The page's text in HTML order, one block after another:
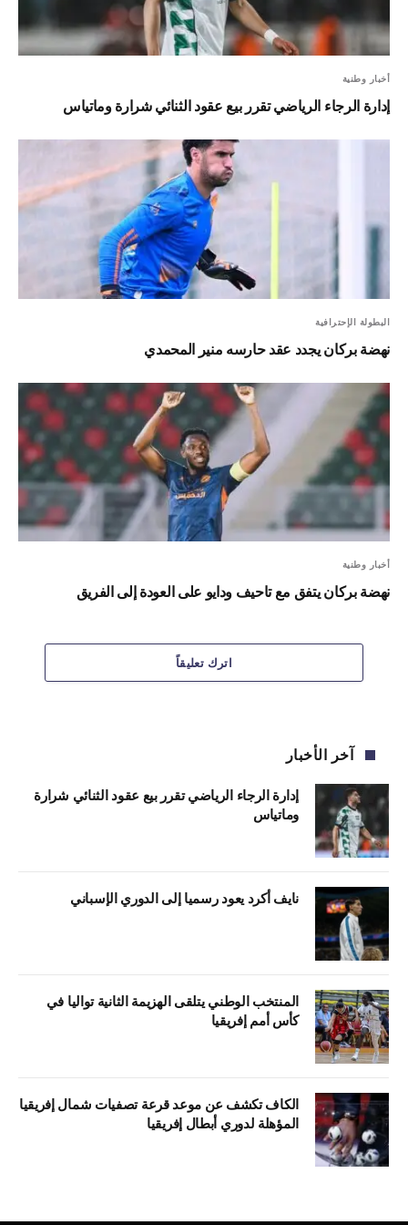
أخبار وطنية
إدارة الرجاء الرياضي تقرر بيع عقود الثنائي شرارة وماتياس
البطولة الإحترافية
نهضة بركان يجدد عقد حارسه منير المحمدي
أخبار وطنية
نهضة بركان يتفق مع تاحيف ودايو على العودة إلى الفريق
اترك تعليقاً
آخر الأخبار
إدارة الرجاء الرياضي تقرر بيع عقود الثنائي شرارة
وماتياس
نايف أكرد يعود رسميا إلى الدوري الإسباني
المنتخب الوطني يتلقى الهزيمة الثانية تواليا في
كأس أمم إفريقيا
الكاف تكشف عن موعد قرعة تصفيات شمال إفريقيا
المؤهلة لدوري أبطال إفريقيا